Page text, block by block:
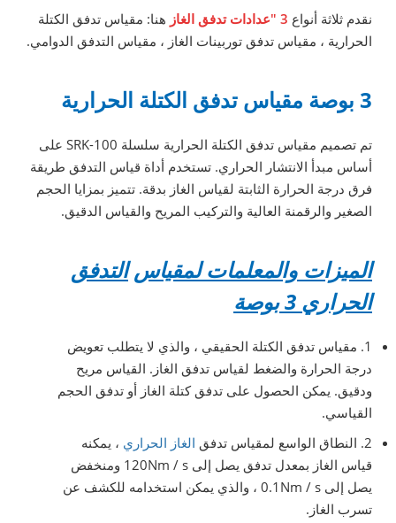
نقدم ثلاثة أنواع 3 "عدادات تدفق الغاز
هنا: مقياس تدفق الكتلة
الحرارية ، مقياس تدفق توربينات الغاز ، مقياس التدفق الدوامي.
3 بوصة مقياس تدفق الكتلة الحرارية
تم تصميم مقياس تدفق الكتلة الحرارية سلسلة SRK-100 على
أساس مبدأ الانتشار الحراري. تستخدم أداة قياس التدفق طريقة
فرق درجة الحرارة الثابتة لقياس الغاز بدقة. تتميز بمزايا الحجم
الصغير والرقمنة العالية والتركيب المريح والقياس الدقيق.
الميزات والمعلمات لمقياس التدفق
الحراري 3 بوصة
1. مقياس تدفق الكتلة الحقيقي ، والذي لا يتطلب تعويض
درجة الحرارة والضغط لقياس تدفق الغاز. القياس مريح
ودقيق. يمكن الحصول على تدفق كتلة الغاز أو تدفق الحجم
القياسي.
2. النطاق الواسع لمقياس تدفق
الغاز الحراري ، يمكنه
قياس الغاز بمعدل تدفق يصل إلى 120Nm / s ومنخفض
يصل إلى 0.1Nm / s ، والذي يمكن استخدامه للكشف عن
تسرب الغاز.